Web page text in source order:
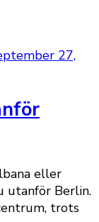
27,
eller
utanför Berlin.
trots